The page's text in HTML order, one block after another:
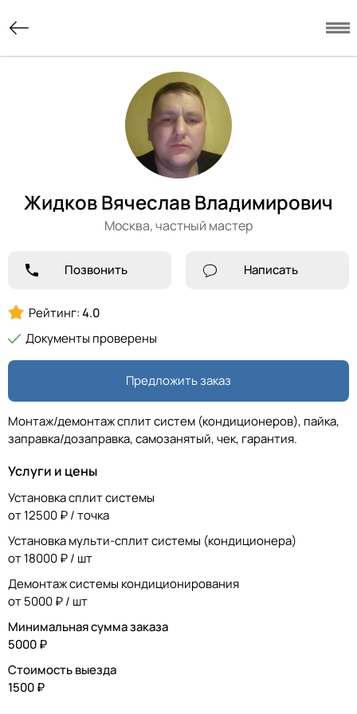
Жидков Вячеслав Владимирович
Москва,частный мастер
Позвонить Написать
Рейтинг:4.0
Документы проверены
Предложить заказ
Монтаж/демонтаж сплит систем (кондиционеров), пайка,
заправка/дозаправка, самозанятый, чек, гарантия.
Услуги и цены
Установка сплит системы
от 12500 ₽ / точка
Установка мульти-сплит системы (кондиционера)
от 18000 ₽ / шт
Демонтаж системы кондиционирования
от 5000 ₽ / шт
Минимальная сумма заказа
5000 ₽
Стоимость выезда
1500 ₽